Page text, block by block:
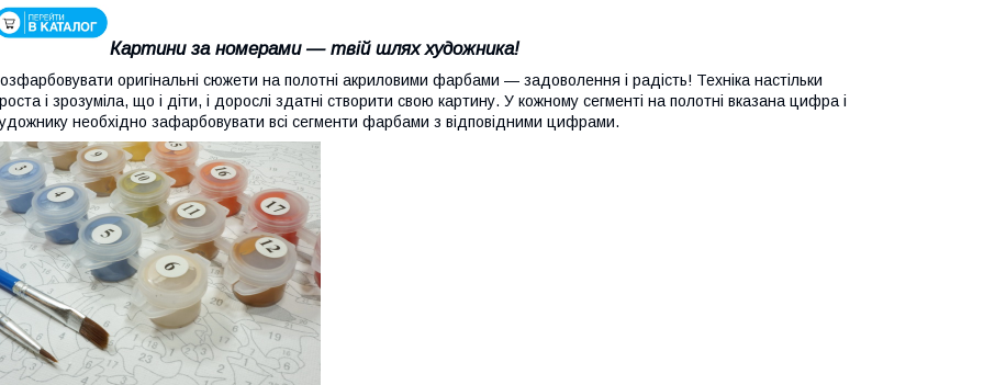
Картини за номерами — твій шлях художника!
оригінальні сюжети на полотні акриловими фарбами — задоволення і радість! Техніка настільки
і зрозуміла, що і діти, і дорослі здатні створити свою картину. У кожному сегменті на полотні вказана цифра і
необхідно зафарбовувати всі сегменти фарбами з відповідними цифрами.